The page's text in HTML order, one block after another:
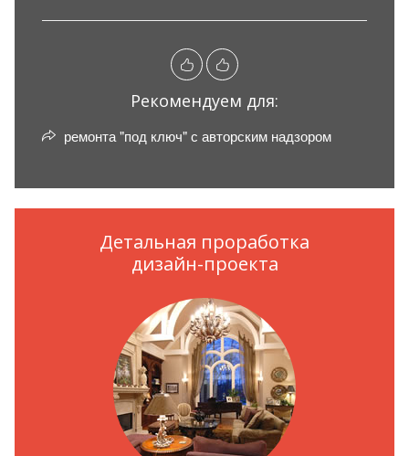
Рекомендуем для:
ремонта "под ключ" с авторским надзором
Детальная проработка
дизайн-проекта